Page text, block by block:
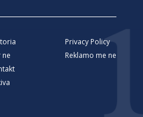
ne
Privacy Policy
Reklamo me ne